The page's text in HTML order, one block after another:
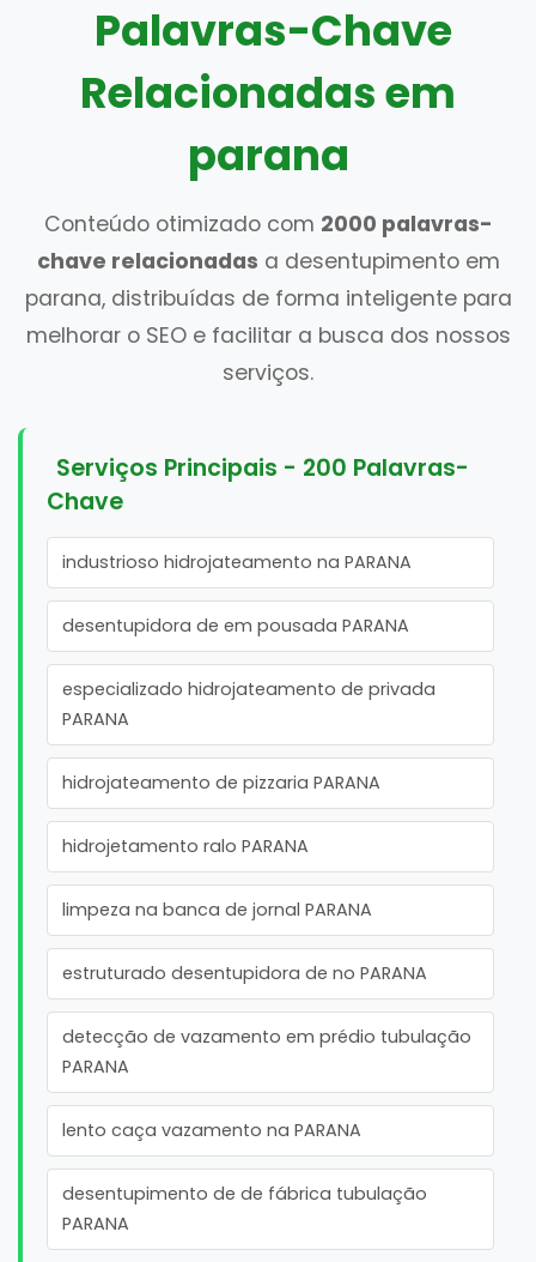
Palavras-Chave
Relacionadas em
parana
Conteúdo otimizado com 2000 palavras-
chave relacionadas a desentupimento em
parana, distribuídas de forma inteligente para
melhorar o SEO e facilitar a busca dos nossos
serviços.
Serviços Principais - 200 Palavras-
Chave
industrioso hidrojateamento na PARANA
desentupidora de em pousada PARANA
especializado hidrojateamento de privada
PARANA
hidrojateamento de pizzaria PARANA
hidrojetamento ralo PARANA
limpeza na banca de jornal PARANA
estruturado desentupidora de no PARANA
detecção de vazamento em prédio tubulação
PARANA
lento caça vazamento na PARANA
desentupimento de de fábrica tubulação
PARANA